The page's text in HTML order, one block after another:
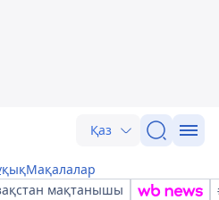
Қаз
Мақалалар
мақтанышы